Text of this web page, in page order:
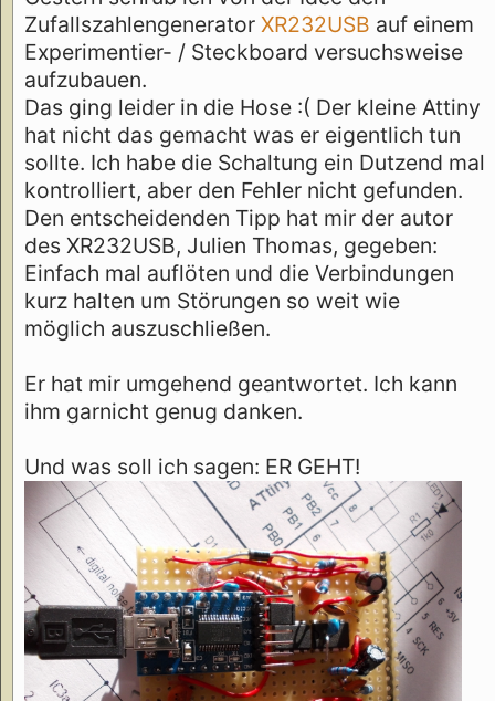
Zufallszahlengenerator XR232USB auf einem
Experimentier- / Steckboard versuchsweise
aufzubauen.
Das ging leider in die Hose :( Der kleine Attiny
hat nicht das gemacht was er eigentlich tun
sollte. Ich habe die Schaltung ein Dutzend mal
kontrolliert, aber den Fehler nicht gefunden.
Den entscheidenden Tipp hat mir der autor
des XR232USB, Julien Thomas, gegeben:
Einfach mal auflöten und die Verbindungen
kurz halten um Störungen so weit wie
möglich auszuschließen.
Er hat mir umgehend geantwortet. Ich kann
ihm garnicht genug danken.
Und was soll ich sagen: ER GEHT!